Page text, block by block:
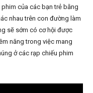
của các bạn trẻ bằng
nhau trên con đường làm
sẽ sớm có cơ hội được
năng trong việc mang
ở các rạp chiếu phim